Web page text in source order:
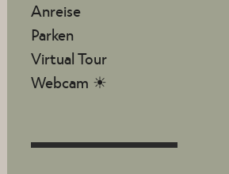
Anreise
Parken
Virtual Tour
Webcam ☀